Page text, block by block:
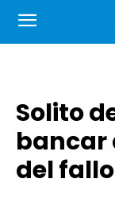
Solito
bancar
del